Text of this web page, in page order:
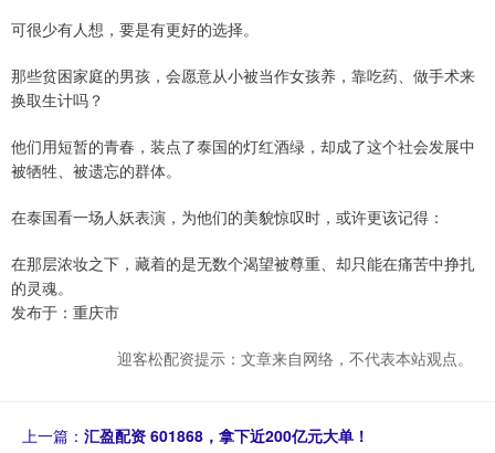
可很少有人想，要是有更好的选择。
那些贫困家庭的男孩，会愿意从小被当作女孩养，靠吃药、做手术来
换取生计吗？
他们用短暂的青春，装点了泰国的灯红酒绿，却成了这个社会发展中
被牺牲、被遗忘的群体。
在泰国看一场人妖表演，为他们的美貌惊叹时，或许更该记得：
在那层浓妆之下，藏着的是无数个渴望被尊重、却只能在痛苦中挣扎
的灵魂。
发布于：重庆市
迎客松配资提示：文章来自网络，不代表本站观点。
上一篇： 汇盈配资 601868，拿下近200亿元大单！